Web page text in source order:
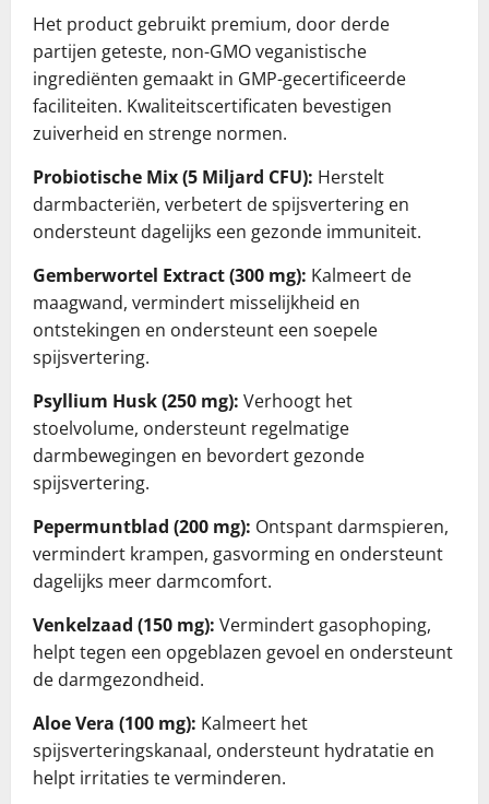
Het product gebruikt premium, door derde
partijen geteste, non-GMO veganistische
ingrediënten gemaakt in GMP-gecertificeerde
faciliteiten. Kwaliteitscertificaten bevestigen
zuiverheid en strenge normen.
Probiotische Mix (5 Miljard CFU): Herstelt
darmbacteriën, verbetert de spijsvertering en
ondersteunt dagelijks een gezonde immuniteit.
Gemberwortel Extract (300 mg): Kalmeert de
maagwand, vermindert misselijkheid en
ontstekingen en ondersteunt een soepele
spijsvertering.
Psyllium Husk (250 mg): Verhoogt het
stoelvolume, ondersteunt regelmatige
darmbewegingen en bevordert gezonde
spijsvertering.
Pepermuntblad (200 mg): Ontspant darmspieren,
vermindert krampen, gasvorming en ondersteunt
dagelijks meer darmcomfort.
Venkelzaad (150 mg): Vermindert gasophoping,
helpt tegen een opgeblazen gevoel en ondersteunt
de darmgezondheid.
Aloe Vera (100 mg): Kalmeert het
spijsverteringskanaal, ondersteunt hydratatie en
helpt irritaties te verminderen.